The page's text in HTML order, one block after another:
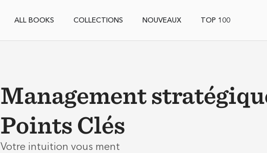
ALL BOOKS COLLECTIONS NOUVEAUX TOP 100
Management
Points Clés
Votre intuition vous ment